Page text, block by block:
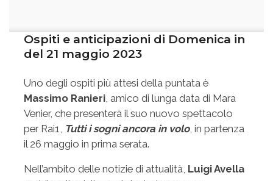
Ospiti e anticipazioni di Domenica in
del 21 maggio 2023
Uno degli ospiti più attesi della puntata è
Massimo Ranieri, amico di lunga data di Mara
Venier, che presenterà il suo nuovo spettacolo
per Rai1, Tutti i sogni ancora in volo, in partenza
il 26 maggio in prima serata​.
Nell’ambito delle notizie di attualità, Luigi Avella